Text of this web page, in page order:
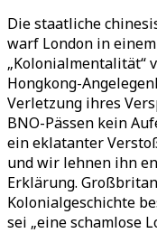
Die staatliche
warf London in
„Kolonialmentalität“
Hongkong-
Verletzung ihres
BNO-Pässen kein
ein eklatanter
und wir lehnen ihn
Erklärung.
Kolonialgeschichte
sei „eine schamlose